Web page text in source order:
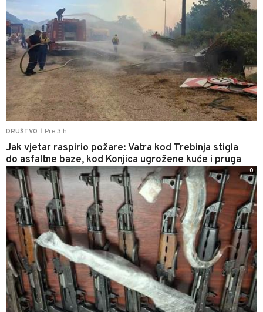
DRUŠTVO Pre 3 h
Jak vjetar raspirio požare: Vatra kod Trebinja stigla
do asfaltne baze, kod Konjica ugrožene kuće i pruga
0